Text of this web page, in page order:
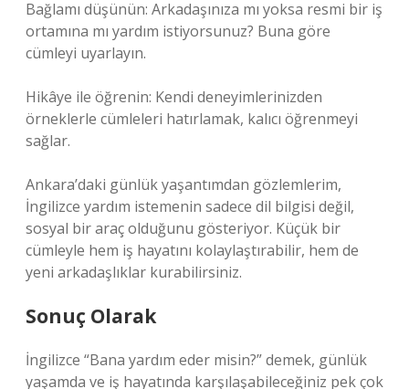
Bağlamı düşünün: Arkadaşınıza mı yoksa resmi bir iş
ortamına mı yardım istiyorsunuz? Buna göre
cümleyi uyarlayın.
Hikâye ile öğrenin: Kendi deneyimlerinizden
örneklerle cümleleri hatırlamak, kalıcı öğrenmeyi
sağlar.
Ankara’daki günlük yaşantımdan gözlemlerim,
İngilizce yardım istemenin sadece dil bilgisi değil,
sosyal bir araç olduğunu gösteriyor. Küçük bir
cümleyle hem iş hayatını kolaylaştırabilir, hem de
yeni arkadaşlıklar kurabilirsiniz.
Sonuç Olarak
İngilizce “Bana yardım eder misin?” demek, günlük
yaşamda ve iş hayatında karşılaşabileceğiniz pek çok